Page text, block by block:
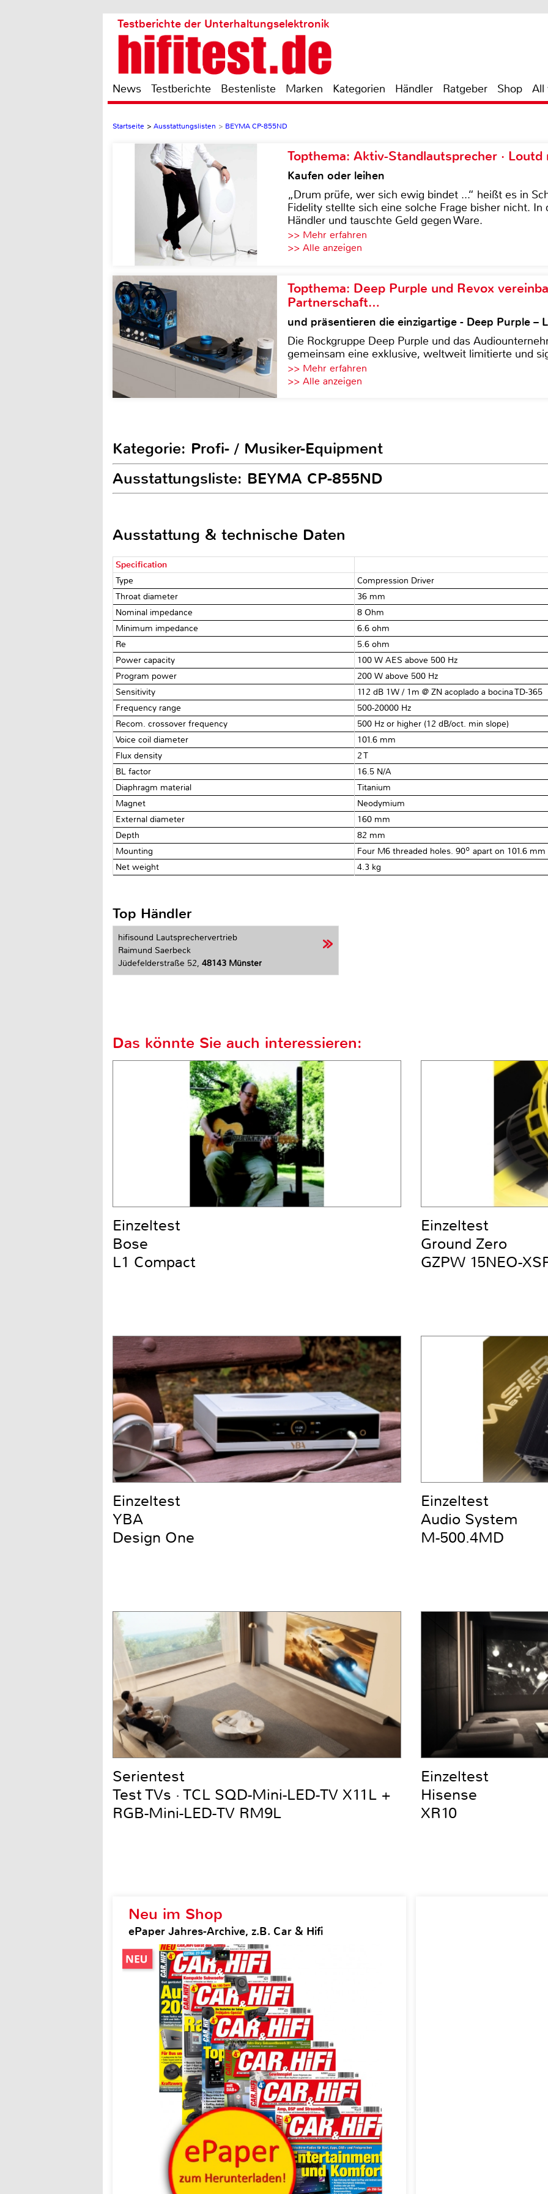
Testberichte der Unterhaltungselektronik
News Testberichte Bestenliste Marken Kategorien Händler Ratgeber Shop All
Startseite > Ausstattungslisten > BEYMA CP-855ND
Topthema: Aktiv-Standlautsprecher · Loutd
Kaufen oder leihen
„Drum prüfe, wer sich ewig bindet ...“ heißt es in
Fidelity stellte sich eine solche Frage bisher nicht. In
Händler und tauschte Geld gegen Ware.
>> Mehr erfahren
>> Alle anzeigen
Topthema: Deep Purple und Revox
Partnerschaft…
und präsentieren die einzigartige - Deep Purple –
Die Rockgruppe Deep Purple und das
gemeinsam eine exklusive, weltweit limitierte und
>> Mehr erfahren
>> Alle anzeigen
Kategorie: Profi- / Musiker-Equipment
Ausstattungsliste: BEYMA CP-855ND
Ausstattung & technische Daten
Specification
Type
Compression Driver
Throat diameter
36 mm
Nominal impedance
8 Ohm
Minimum impedance
6.6 ohm
Re
5.6 ohm
Power capacity
100 W AES above 500 Hz
Program power
200 W above 500 Hz
Sensitivity
112 dB 1W / 1m @ ZN acoplado a bocina TD-365
Frequency range
500-20000 Hz
Recom. crossover frequency
500 Hz or higher (12 dB/oct. min slope)
Voice coil diameter
101.6 mm
Flux density
2 T
BL factor
16.5 N/A
Diaphragm material
Titanium
Magnet
Neodymium
External diameter
160 mm
Depth
82 mm
Mounting
Four M6 threaded holes. 90º apart on 101.6
Net weight
4.3 kg
Top Händler
hifisound Lautsprechervertrieb
Raimund Saerbeck
Jüdefelderstraße 52, 48143 Münster
Neu im Shop
ePaper Jahres-Archive, z.B. Car & Hifi
Das könnte Sie auch interessieren:
Einzeltest
Bose
L1 Compact
Einzeltest
Ground Zero
GZPW 15NEO-
Einzeltest
YBA
Design One
Einzeltest
Audio System
M-500.4MD
Serientest
Test TVs · TCL SQD-Mini-LED-TV X11L +
RGB-Mini-LED-TV RM9L
Einzeltest
Hisense
XR10